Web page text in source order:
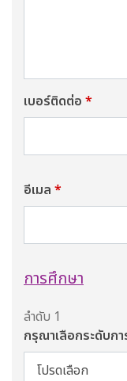
เบอร์ติดต่อ *
อีเมล *
การศึกษา
ลำดับ 1
กรุณาเลือกระดับก
โปรดเลือก